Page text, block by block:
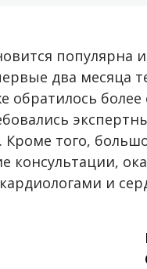
популярна
два месяца
обратилось
Кроме того,
консультации,
и